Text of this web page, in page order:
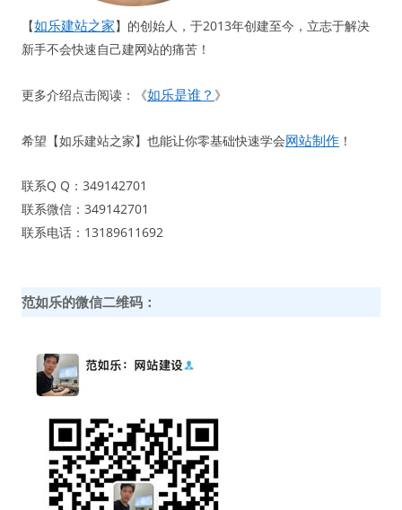
【如乐建站之家】的创始人，于2013年创建至今，立志于解决
新手不会快速自己建网站的痛苦！
更多介绍点击阅读：《如乐是谁？ 》
希望【如乐建站之家】也能让你零基础快速学会网站制作 ！
联系Q Q：349142701
联系微信：349142701
联系电话：13189611692
范如乐的微信二维码：